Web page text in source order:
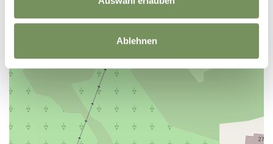
Ablehnen